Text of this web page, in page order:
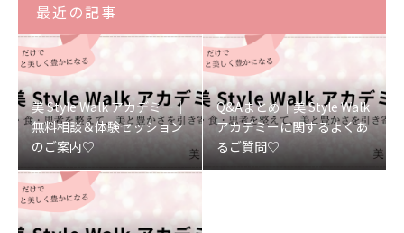
最近の記事
美 Style Walk アカデミー｜
無料相談＆体験セッション
のご案内♡
Q&Aまとめ｜美 Style Walk
アカデミーに関するよくあ
るご質問♡